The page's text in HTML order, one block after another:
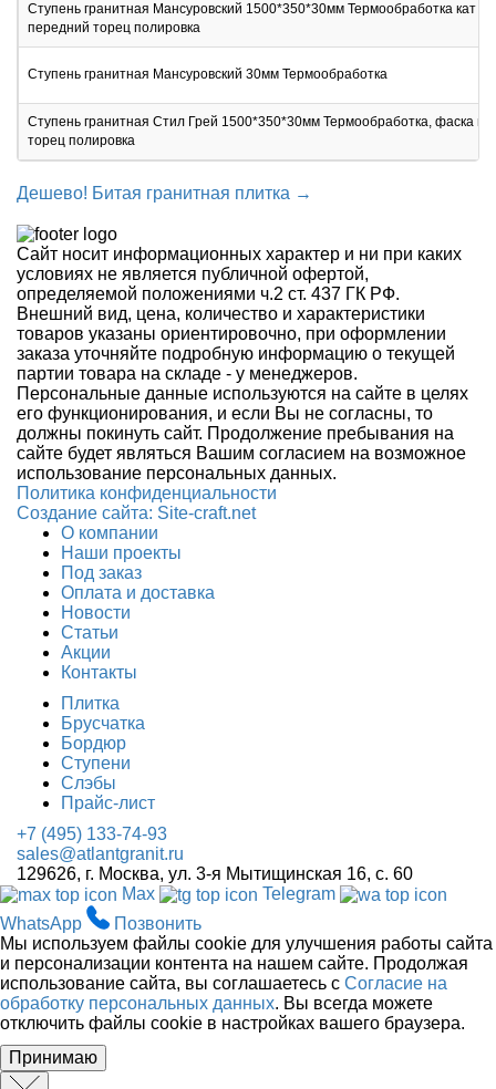
Ступень гранитная Мансуровский 1500*350*30мм Термообработка кат 2,
передний торец полировка
Ступень гранитная Мансуровский 30мм Термообработка
Ступень гранитная Стил Грей 1500*350*30мм Термообработка, фаска и
торец полировка
Дешево! Битая гранитная плитка →
Сайт носит информационных характер и ни при каких
условиях не является публичной офертой,
определяемой положениями ч.2 ст. 437 ГК РФ.
Внешний вид, цена, количество и характеристики
товаров указаны ориентировочно, при оформлении
заказа уточняйте подробную информацию о текущей
партии товара на складе - у менеджеров.
Персональные данные используются на сайте в целях
его функционирования, и если Вы не согласны, то
должны покинуть сайт. Продолжение пребывания на
сайте будет являться Вашим согласием на возможное
использование персональных данных.
Политика конфиденциальности
Создание сайтa: Site-craft.net
О компании
Наши проекты
Под заказ
Оплата и доставка
Новости
Статьи
Акции
Контакты
Плитка
Брусчатка
Бордюр
Ступени
Слэбы
Прайс-лист
+7 (495) 133-74-93
sales@atlantgranit.ru
129626, г. Москва, ул. 3-я Мытищинская 16, с. 60
Max
Telegram
WhatsApp
Позвонить
Мы используем файлы cookie для улучшения работы сайта
и персонализации контента на нашем сайте. Продолжая
использование сайта, вы соглашаетесь с Согласие на
обработку персональных данных. Вы всегда можете
отключить файлы cookie в настройках вашего браузера.
Принимаю